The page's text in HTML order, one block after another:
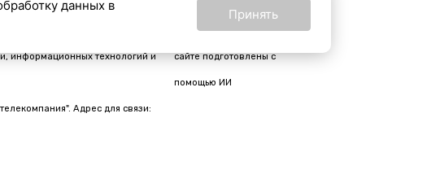
№ ФС 77 - 91024 от 24 февраля
информационных технологий и
Адрес для связи:
Все материалы на
сайте подготовлены с
помощью ИИ
16+
данных в
Принять